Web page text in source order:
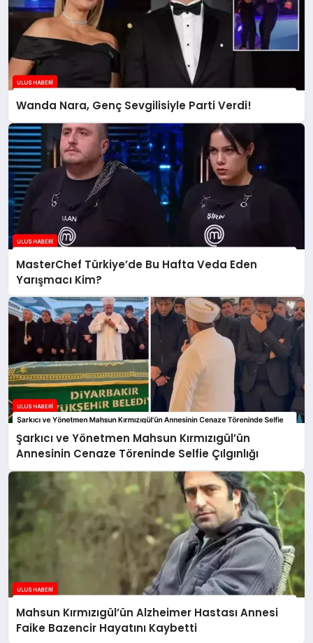
Wanda Nara, Genç Sevgilisiyle Parti Verdi!
MasterChef Türkiye’de Bu Hafta Veda Eden
Yarışmacı Kim?
Şarkıcı ve Yönetmen Mahsun Kırmızıgül’ün
Annesinin Cenaze Töreninde Selfie Çılgınlığı
Mahsun Kırmızıgül’ün Alzheimer Hastası Annesi
Faike Bazencir Hayatını Kaybetti